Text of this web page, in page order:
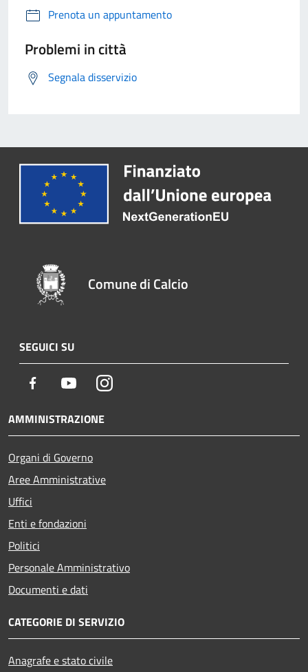
Prenota un appuntamento
Problemi in città
Segnala disservizio
Comune di Calcio
SEGUICI SU
Facebook YoutubeInstagram
AMMINISTRAZIONE
Organi di Governo
Aree Amministrative
Uffici
Enti e fondazioni
Politici
Personale Amministrativo
Documenti e dati
CATEGORIE DI SERVIZIO
Anagrafe e stato civile